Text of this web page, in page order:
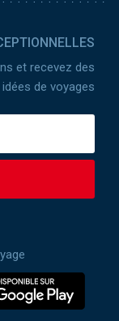
et recevez des
de voyages.